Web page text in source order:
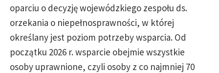
oparciu o decyzję wojewódzkiego zespołu ds.
orzekania o niepełnosprawności, w której
określany jest poziom potrzeby wsparcia. Od
początku 2026 r. wsparcie obejmie wszystkie
osoby uprawnione, czyli osoby z co najmniej 70